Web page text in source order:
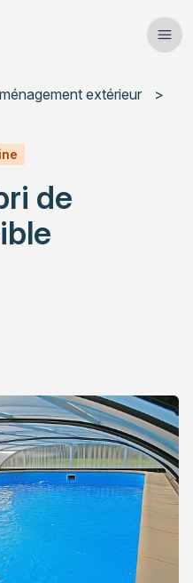
extérieur
>
de